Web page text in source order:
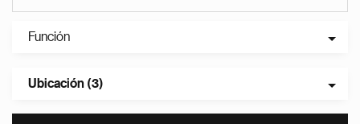
Función
Ubicación (3)